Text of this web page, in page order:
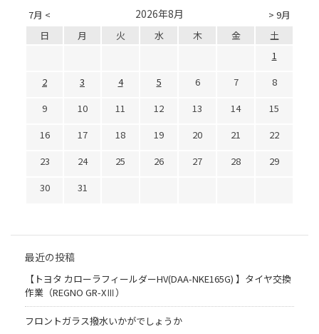
7月 < > 9月
2026年8月
日 月 火 水 木 金
土
1
2
3 4 5 6 7
8
9
10 11 12 13 14
15
16
17 18 19 20 21
22
23
24 25 26 27 28
29
30
31
最近の投稿
【トヨタ カローラフィールダーHV(DAA-NKE165G) 】タイヤ交換
作業（REGNO GR-XⅢ）
フロントガラス撥水いかがでしょうか